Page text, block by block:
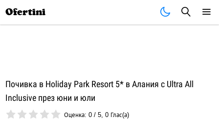
Ofertini
Почивка в Holiday Park Resort 5* в Алания с Ultra All
Inclusive през юни и юли
Оценка:0 /5,0 Глас(а)